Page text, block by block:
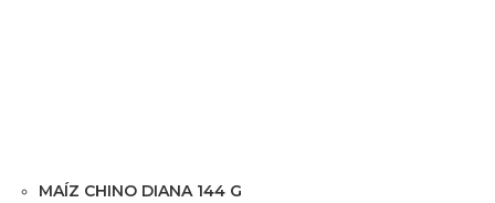
MAÍZ CHINO DIANA 144 G